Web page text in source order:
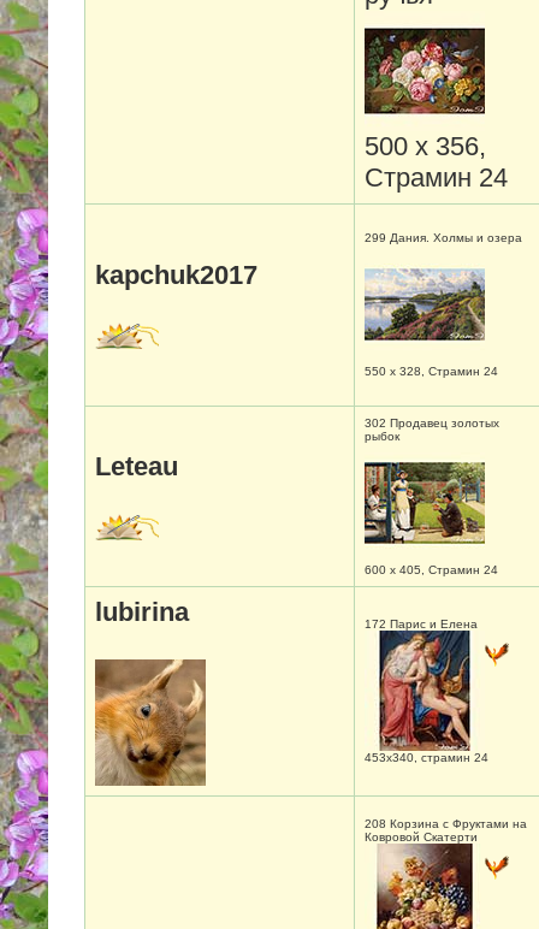
500 х 356,
Страмин 24
kapchuk2017
299 Дания. Холмы и озера
550 х 328, Страмин 24
Leteau
302 Продавец золотых
рыбок
600 х 405, Страмин 24
lubirina 172 Парис и Елена
453х340, страмин 24
208 Корзина с Фруктами на
Ковровой Скатерти